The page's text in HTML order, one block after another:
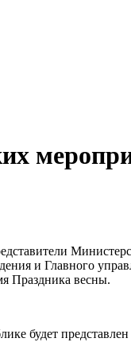
и Главного
Праздника весны.
будет